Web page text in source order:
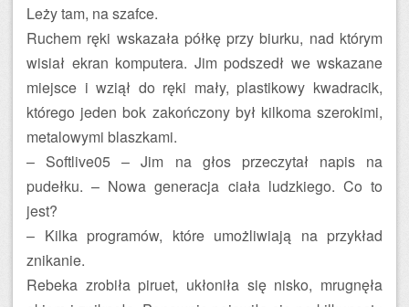
Leży tam, na szafce.
Ruchem ręki wskazała półkę przy biurku, nad którym
wisiał ekran komputera. Jim podszedł we wskazane
miejsce i wziął do ręki mały, plastikowy kwadracik,
którego jeden bok zakończony był kilkoma szerokimi,
metalowymi blaszkami.
– Softlive05 – Jim na głos przeczytał napis na
pudełku. – Nowa generacja ciała ludzkiego. Co to
jest?
– Kilka programów, które umożliwiają na przykład
znikanie.
Rebeka zrobiła piruet, ukłoniła się nisko, mrugnęła